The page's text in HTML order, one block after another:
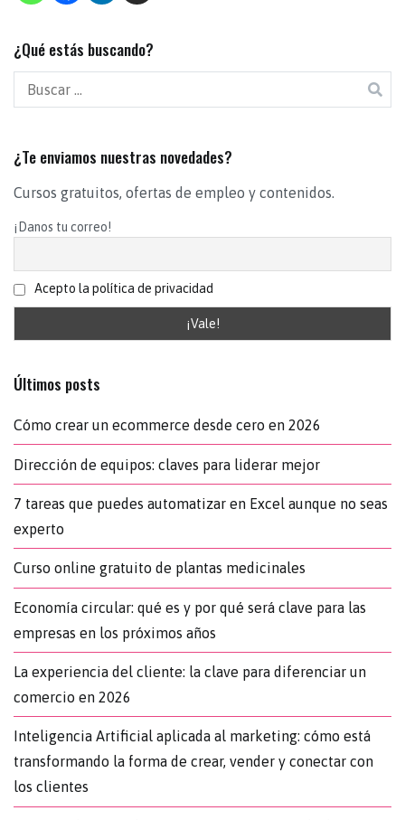
¿Qué estás buscando?
¿Te enviamos nuestras novedades?
Cursos gratuitos, ofertas de empleo y contenidos.
¡Danos tu correo!
Acepto la política de privacidad
Últimos posts
Cómo crear un ecommerce desde cero en 2026
Dirección de equipos: claves para liderar mejor
7 tareas que puedes automatizar en Excel aunque no seas
experto
Curso online gratuito de plantas medicinales
Economía circular: qué es y por qué será clave para las
empresas en los próximos años
La experiencia del cliente: la clave para diferenciar un
comercio en 2026
Inteligencia Artificial aplicada al marketing: cómo está
transformando la forma de crear, vender y conectar con
los clientes